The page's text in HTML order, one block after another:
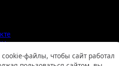
пер. Романов,3
файлы, чтобы сайт работал